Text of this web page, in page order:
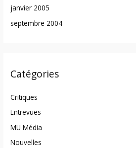
janvier 2005
septembre 2004
Catégories
Critiques
Entrevues
MU Média
Nouvelles